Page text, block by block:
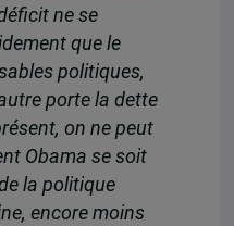
ne se
que le
politiques,
porte la dette
on ne peut
Obama se soit
la politique
encore moins